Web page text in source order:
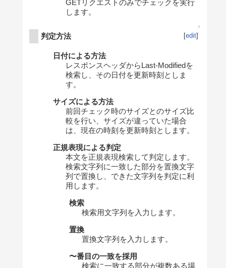
GETリクエストのみでチェックを実行
します。
↑
判定方法 [edit]
日付による方法
レスポンスヘッダからLast-Modifiedを
検索し、その日付を更新時刻としま
す。
サイズによる方法
前回チェック時のサイズとのサイズ比
較を行い、サイズが違っていた場合
は、現在の時刻を更新時刻とします。
正規表現による判定
本文を正規表現検索して判定します。
検索文字列に一致した部分を置換文字
列で置換し、できた文字列を判定に利
用します。
検索
検索用文字列を入力します。
置換
置換文字列を入力します。
〜番目の一致を採用
検索に一致する部分が複数ある場